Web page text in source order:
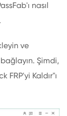
nasıl
ve
Şimdi,
FRP'yi Kaldır"ı